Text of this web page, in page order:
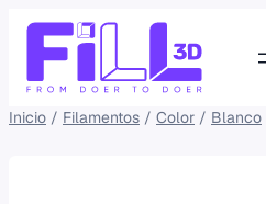
Saltar
contenido
Inicio / Filamentos / Color / Blanco